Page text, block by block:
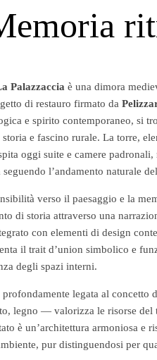
Palazzaccia è una dimora
di restauro firmato da
e spirito contemporaneo, si
e fascino rurale. La torre,
oggi suite e camere padronali,
l’andamento naturale
verso il paesaggio e la
di storia attraverso una
con elementi di design
il trait d’union simbolico e
degli spazi interni.
legata al concetto
legno — valorizza le risorse del
è un’architettura armoniosa e
pur distinguendosi per